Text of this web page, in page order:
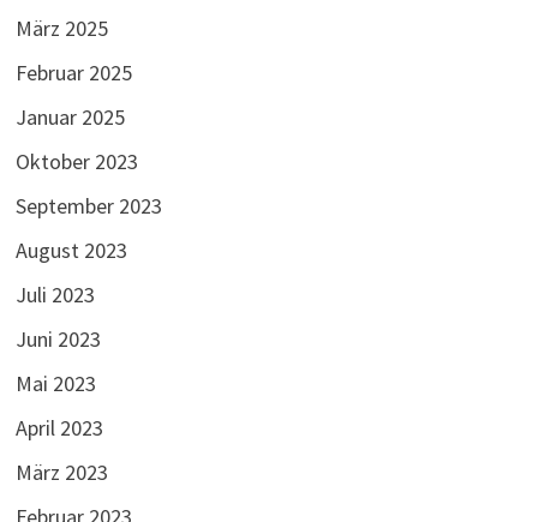
März 2025
Februar 2025
Januar 2025
Oktober 2023
September 2023
August 2023
Juli 2023
Juni 2023
Mai 2023
April 2023
März 2023